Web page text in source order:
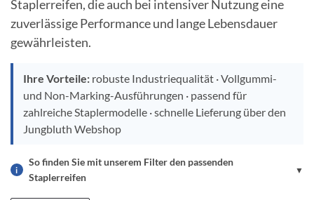
Staplerreifen, die auch bei intensiver Nutzung eine
zuverlässige Performance und lange Lebensdauer
gewährleisten.
Ihre Vorteile: robuste Industriequalität · Vollgummi-
und Non-Marking-Ausführungen · passend für
zahlreiche Staplermodelle · schnelle Lieferung über den
Jungbluth Webshop
i
So finden Sie mit unserem Filter den passenden
Staplerreifen
▼